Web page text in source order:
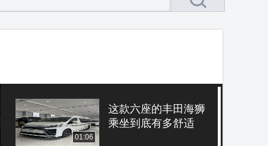
01:06
这款六座的丰田海狮
乘坐到底有多舒适